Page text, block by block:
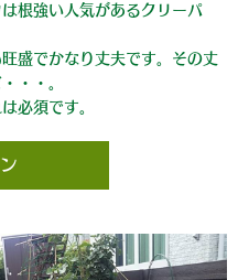
根強い人気があるクリーパ
盛でかなり丈夫です。その丈
・・。
必須です。